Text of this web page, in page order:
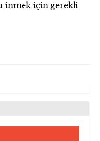
inmek için gerekli